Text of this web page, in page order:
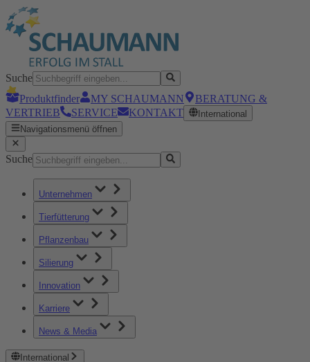
Suche
Produktfinder
MY SCHAUMANN
BERATUNG &
VERTRIEB
SERVICE KONTAKT
International
Navigationsmenü öffnen
Suche
Unternehmen
Tierfütterung
Pflanzenbau
Silierung
Innovation
Karriere
News & Media
International